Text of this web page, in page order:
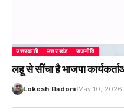
उत्तरकाशी उत्तराखंड राजनीति
लहू से सींचा है भाजपा
Lokesh Badoni May 10, 2026